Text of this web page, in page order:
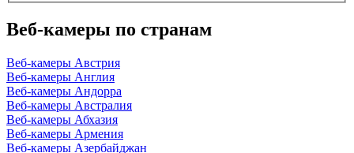
Веб-камеры по странам
Веб-камеры Австрия
Веб-камеры Англия
Веб-камеры Андорра
Веб-камеры Австралия
Веб-камеры Абхазия
Веб-камеры Армения
Веб-камеры Азербайджан